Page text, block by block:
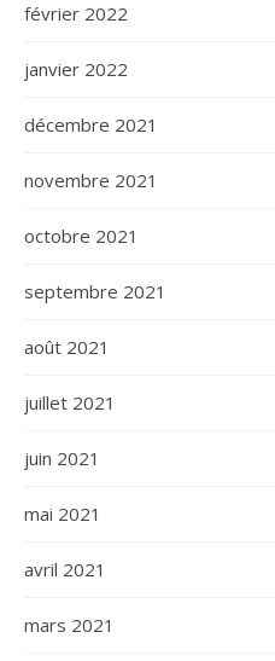
février 2022
janvier 2022
décembre 2021
novembre 2021
octobre 2021
septembre 2021
août 2021
juillet 2021
juin 2021
mai 2021
avril 2021
mars 2021